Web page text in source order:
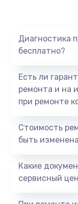
Диагностика
бесплатно?
Есть ли
ремонта и на
при ремонте
Стоимость
быть
Какие
сервисный